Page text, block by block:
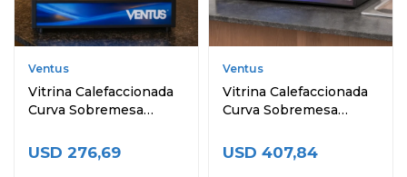
Ventus
Vitrina Calefaccionada
Curva Sobremesa
USD 276,69
Ventus
Vitrina Calefaccionada
Curva Sobremesa
USD 407,84